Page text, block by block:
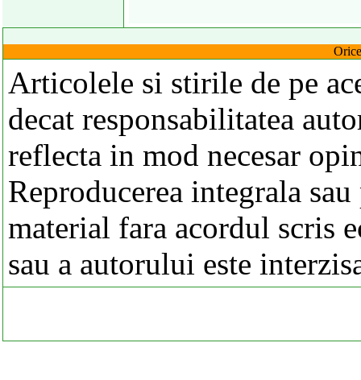
Articolele si stirile de pe
decat responsabilitatea
reflecta in mod necesar
Reproducerea integrala
material fara acordul scris
sau a autorului este